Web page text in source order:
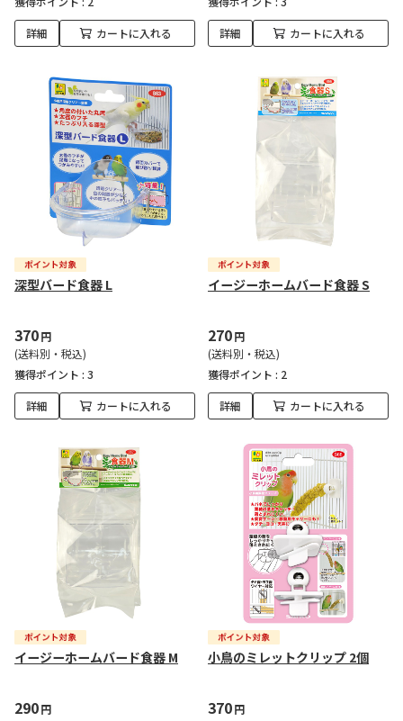
詳細 カートに入れる 詳細 カートに入れる
深型バード食器 L
370円
(送料別・税込)
獲得ポイント : 3
詳細 カートに入れる
イージーホームバード食器 S
270円
(送料別・税込)
獲得ポイント : 2
詳細 カートに入れる
イージーホームバード食器 M
290円
小鳥のミレットクリップ 2個
370円